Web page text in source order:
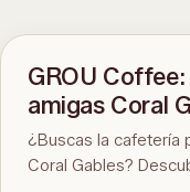
GROU
amigas Coral
¿Buscas la cafetería
Coral Gables?